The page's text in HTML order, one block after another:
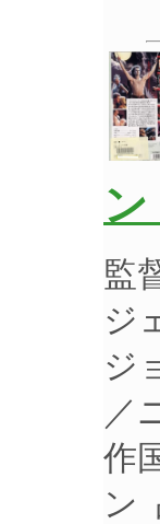
監
ジ
ジ
／
作
ン